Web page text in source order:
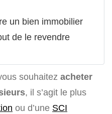
un bien immobilier
de le revendre
souhaitez acheter
, il s’agit le plus
ou d’une SCI